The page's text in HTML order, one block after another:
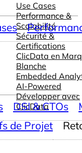
Use Cases
Performance &
Scalabilité
Sécurité &
Certifications
ClicData en
Blanche
Embedded
AI-Powered
Développer avec
ClicData
DSI & CTOs
de Projet